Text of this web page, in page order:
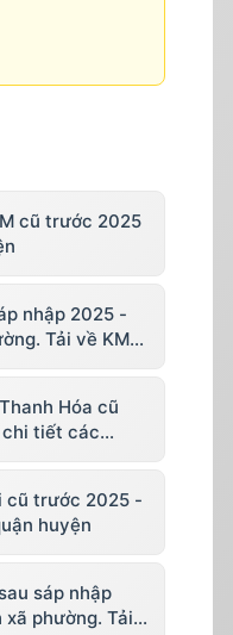
cũ trước 2025
nhập 2025 -
Tải về KML,
Hóa cũ
tiết các
cũ trước 2025 -
huyện
sáp nhập
phường. Tải